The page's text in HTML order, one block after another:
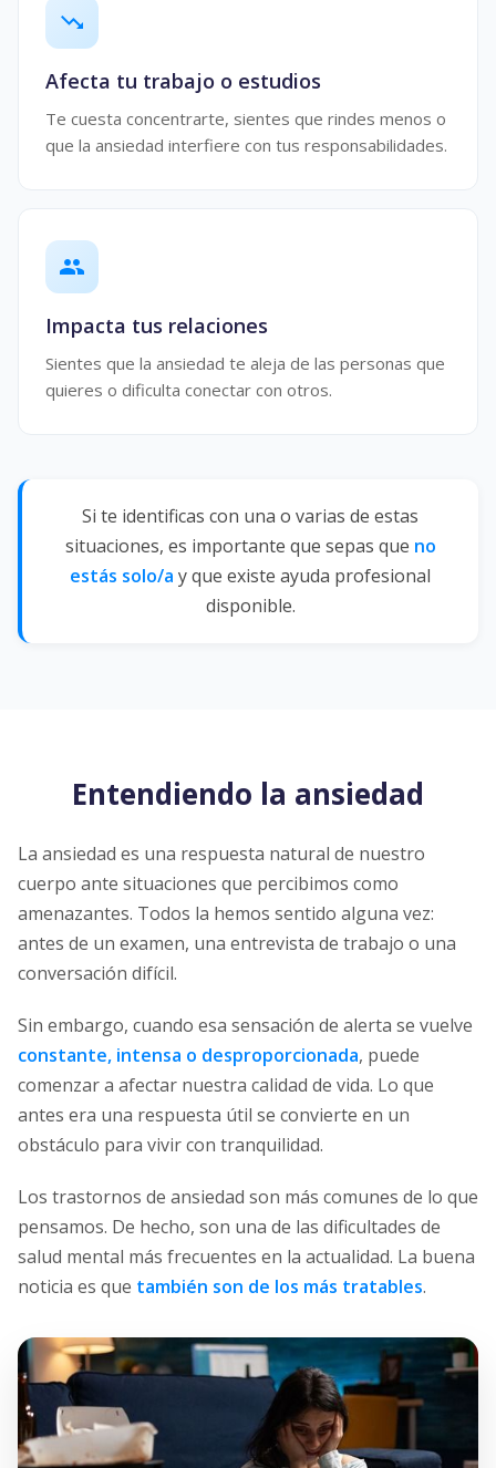
trending_down
Afecta tu trabajo o estudios
Te cuesta concentrarte, sientes que rindes menos o
que la ansiedad interfiere con tus responsabilidades.
people
Impacta tus relaciones
Sientes que la ansiedad te aleja de las personas que
quieres o dificulta conectar con otros.
Si te identificas con una o varias de estas
situaciones, es importante que sepas que no
estás solo/a y que existe ayuda profesional
disponible.
Entendiendo la ansiedad
La ansiedad es una respuesta natural de nuestro
cuerpo ante situaciones que percibimos como
amenazantes. Todos la hemos sentido alguna vez:
antes de un examen, una entrevista de trabajo o una
conversación difícil.
Sin embargo, cuando esa sensación de alerta se vuelve
constante, intensa o desproporcionada, puede
comenzar a afectar nuestra calidad de vida. Lo que
antes era una respuesta útil se convierte en un
obstáculo para vivir con tranquilidad.
Los trastornos de ansiedad son más comunes de lo que
pensamos. De hecho, son una de las dificultades de
salud mental más frecuentes en la actualidad. La buena
noticia es que también son de los más tratables.